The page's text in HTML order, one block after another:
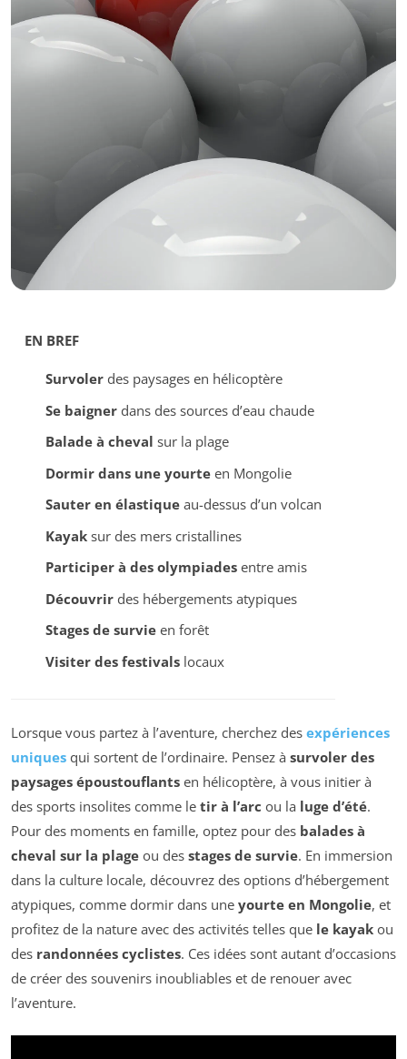
EN BREF
Survolerdes paysages en hélicoptère
Se baignerdans des sources d’eau chaude
Balade à cheval sur la plage
Dormir dans une yourteen Mongolie
Sauter en élastiqueau-dessus d’un volcan
Kayaksur des mers cristallines
Participer à des olympiadesentre amis
Découvrirdes hébergements atypiques
Stages de survieen forêt
Visiter des festivalslocaux
Lorsque vous partez à l’aventure, cherchez des expériences
uniques qui sortent de l’ordinaire. Pensez à survoler des
paysages époustouflants en hélicoptère, à vous initier à
des sports insolites comme le tir à l’arc ou la luge d’été.
Pour des moments en famille, optez pour des balades à
cheval sur la plage ou des stages de survie. En immersion
dans la culture locale, découvrez des options d’hébergement
atypiques, comme dormir dans une yourte en Mongolie, et
profitez de la nature avec des activités telles que le kayak ou
des randonnées cyclistes. Ces idées sont autant d’occasions
de créer des souvenirs inoubliables et de renouer avec
l’aventure.